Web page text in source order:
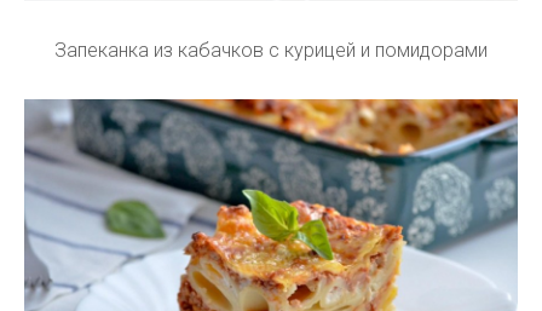
Запеканка из кабачков с курицей и помидорами